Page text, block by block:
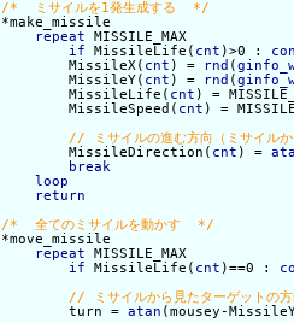
/*  ミサイルを1発生成する  */
repeat
MISSILE_MAX
if
MissileLife( cnt )>0 :
        MissileX(
cnt ) = rnd (
        MissileY(
cnt ) = rnd (
        MissileLife(
cnt ) =
        MissileSpeed(
cnt ) =
        MissileDirection(
cnt ) =
break
loop
return
/*  全てのミサイルを動かす  */
repeat
MISSILE_MAX
if
MissileLife( cnt )==0 :
        turn =
atan (mousey-